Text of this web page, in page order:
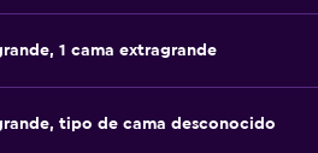
1 cama extragrande
tipo de cama desconocido